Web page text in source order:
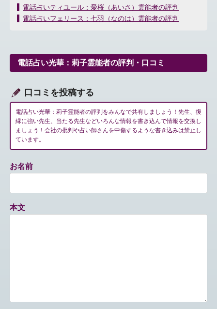
投
稿
ー
シ
ン
電話占いティユール：愛桜（あいさ）霊能者の評判
電話占いフェリース：七羽（なのは）霊能者の評判
電話占い光華：莉子霊能者の評判・口コミ
口コミを投稿する
電話占い光華：莉子霊能者の評判をみんなで共有しましょう！先生、復
縁に強い先生、当たる先生などいろんな情報を書き込んで情報を交換し
ましょう！会社の批判や占い師さんを中傷するような書き込みは禁止し
ています。
お名前
本文